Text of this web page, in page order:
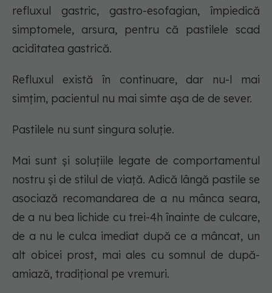
refluxul gastric, gastro-esofagian, împiedică
simptomele, arsura, pentru că pastilele scad
aciditatea gastrică.
Refluxul există în continuare, dar nu-l mai
simțim, pacientul nu mai simte așa de de sever.
Pastilele nu sunt singura soluție.
Mai sunt și soluțiile legate de comportamentul
nostru și de stilul de viață. Adică lângă pastile se
asociază recomandarea de a nu mânca seara,
de a nu bea lichide cu trei-4h înainte de culcare,
de a nu le culca imediat după ce a mâncat, un
alt obicei prost, mai ales cu somnul de după-
amiază, tradițional pe vremuri.